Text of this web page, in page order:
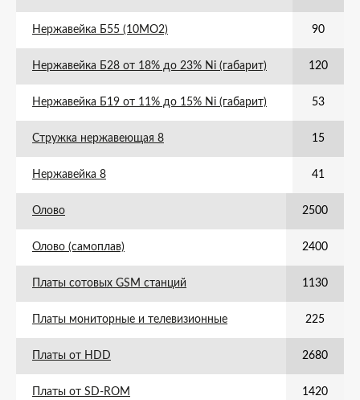
Нержавейка Б55 (10МО2) 90
Нержавейка Б28 от 18% до 23% Ni (габарит) 120
Нержавейка Б19 от 11% до 15% Ni (габарит) 53
Стружка нержавеющая 8 15
Нержавейка 8 41
Олово 2500
Олово (самоплав) 2400
Платы сотовых GSM станций 1130
Платы мониторные и телевизионные 225
Платы от HDD 2680
Платы от SD-ROM 1420